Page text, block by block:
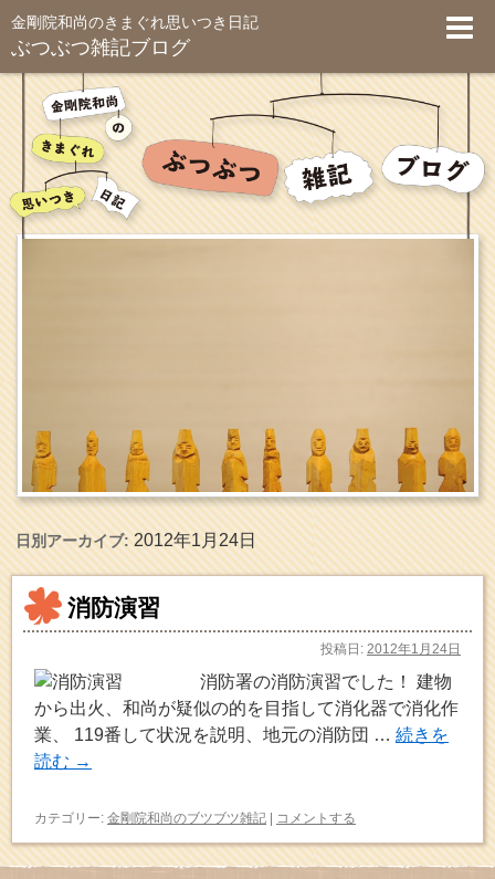
金剛院和尚のきまぐれ思いつき日記
ぶつぶつ雑記ブログ
日別アーカイブ:2012年1月24日
消防演習
投稿日: 2012年1月24日
消防署の消防演習でした！ 建物
から出火、和尚が疑似の的を目指して消化器で消化作
業、 119番して状況を説明、地元の消防団 … 続きを
読む →
カテゴリー: 金剛院和尚のブツブツ雑記 | コメントする